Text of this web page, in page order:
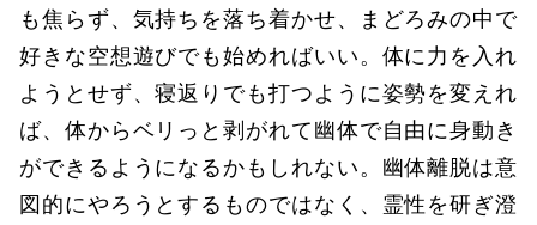
も焦らず、気持ちを落ち着かせ、まどろみの中で
好きな空想遊びでも始めればいい。体に力を入れ
ようとせず、寝返りでも打つように姿勢を変えれ
ば、体からベリっと剥がれて幽体で自由に身動き
ができるようになるかもしれない。幽体離脱は意
図的にやろうとするものではなく、霊性を研ぎ澄